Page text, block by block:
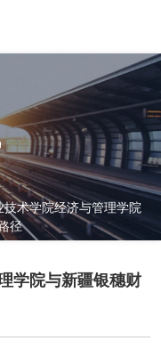
方网站！
技术学院经济与管理学院
径
学院与新疆银穗财